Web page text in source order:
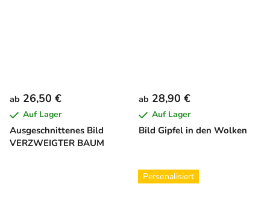
Ausgeschnittenes Bild
VERZWEIGTER BAUM
ab 26,50 €
Auf Lager
Bild Gipfel in den Wolken
ab 28,90 €
Auf Lager
Personalisiert